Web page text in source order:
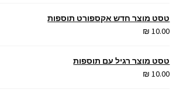
טסט מוצר חדש אקספורט תוספות
₪ 10.00
טסט מוצר רגיל עם תוספות
₪ 10.00